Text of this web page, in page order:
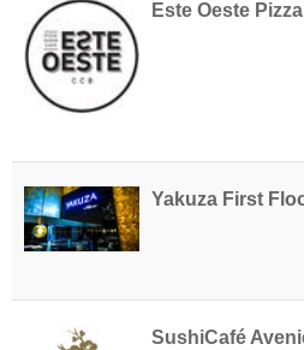
Este Oeste
Yakuza First
SushiCafé